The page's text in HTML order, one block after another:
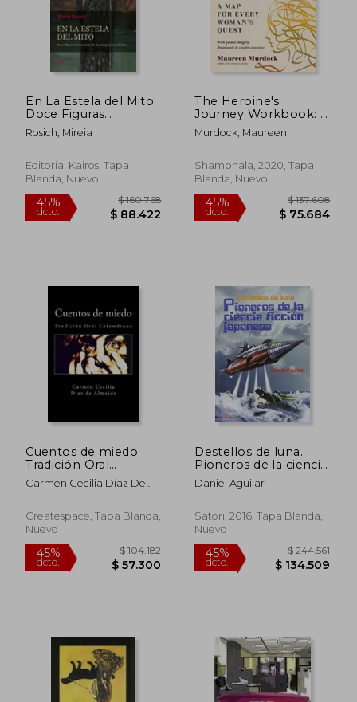
45%
dcto.
$ 289.787 45%
dcto. $
45%
dcto.
En La Estela del Mito:
Doce Figuras
Femeninas de la
Antigüedad Clásica
Rosich, Mireia
Editorial Kairos, Tapa
Blanda, Nuevo
The Heroine's
Journey Workbook: A
map for Every
Woman's Quest (en
Murdock, Maureen
Shambhala, 2020, Tapa
Blanda, Nuevo
Cuentos de miedo:
Tradición Oral
Colombiana (Spanish
Edition)
Carmen Cecilia Díaz De
Createspace, Tapa Blanda,
Nuevo
Destellos de luna.
Pioneros de la ciencia
ficción japonesa
Daniel Aguilar
Satori, 2016, Tapa Blanda,
Nuevo